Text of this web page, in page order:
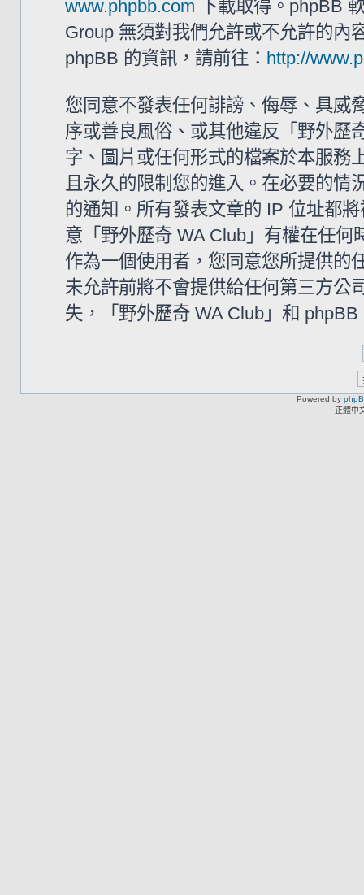
www.phpbb.com 下載取得。phpBB
Group 無須對我們允許或不允許的內
phpBB 的資訊，請前往： http://
您同意不發表任何誹謗、侮辱、具威
序或善良風俗、或其他違反「野外歷
字、圖片或任何形式的檔案於本服務
且永久的限制您的進入。在必要的情
的通知。所有發表文章的 IP 位址都
意「野外歷奇 WA Club」有權在任
作為一個使用者，您同意您所提供的
未允許前將不會提供給任何第三方公
失，「野外歷奇 WA Club」和
Powered by
正體中